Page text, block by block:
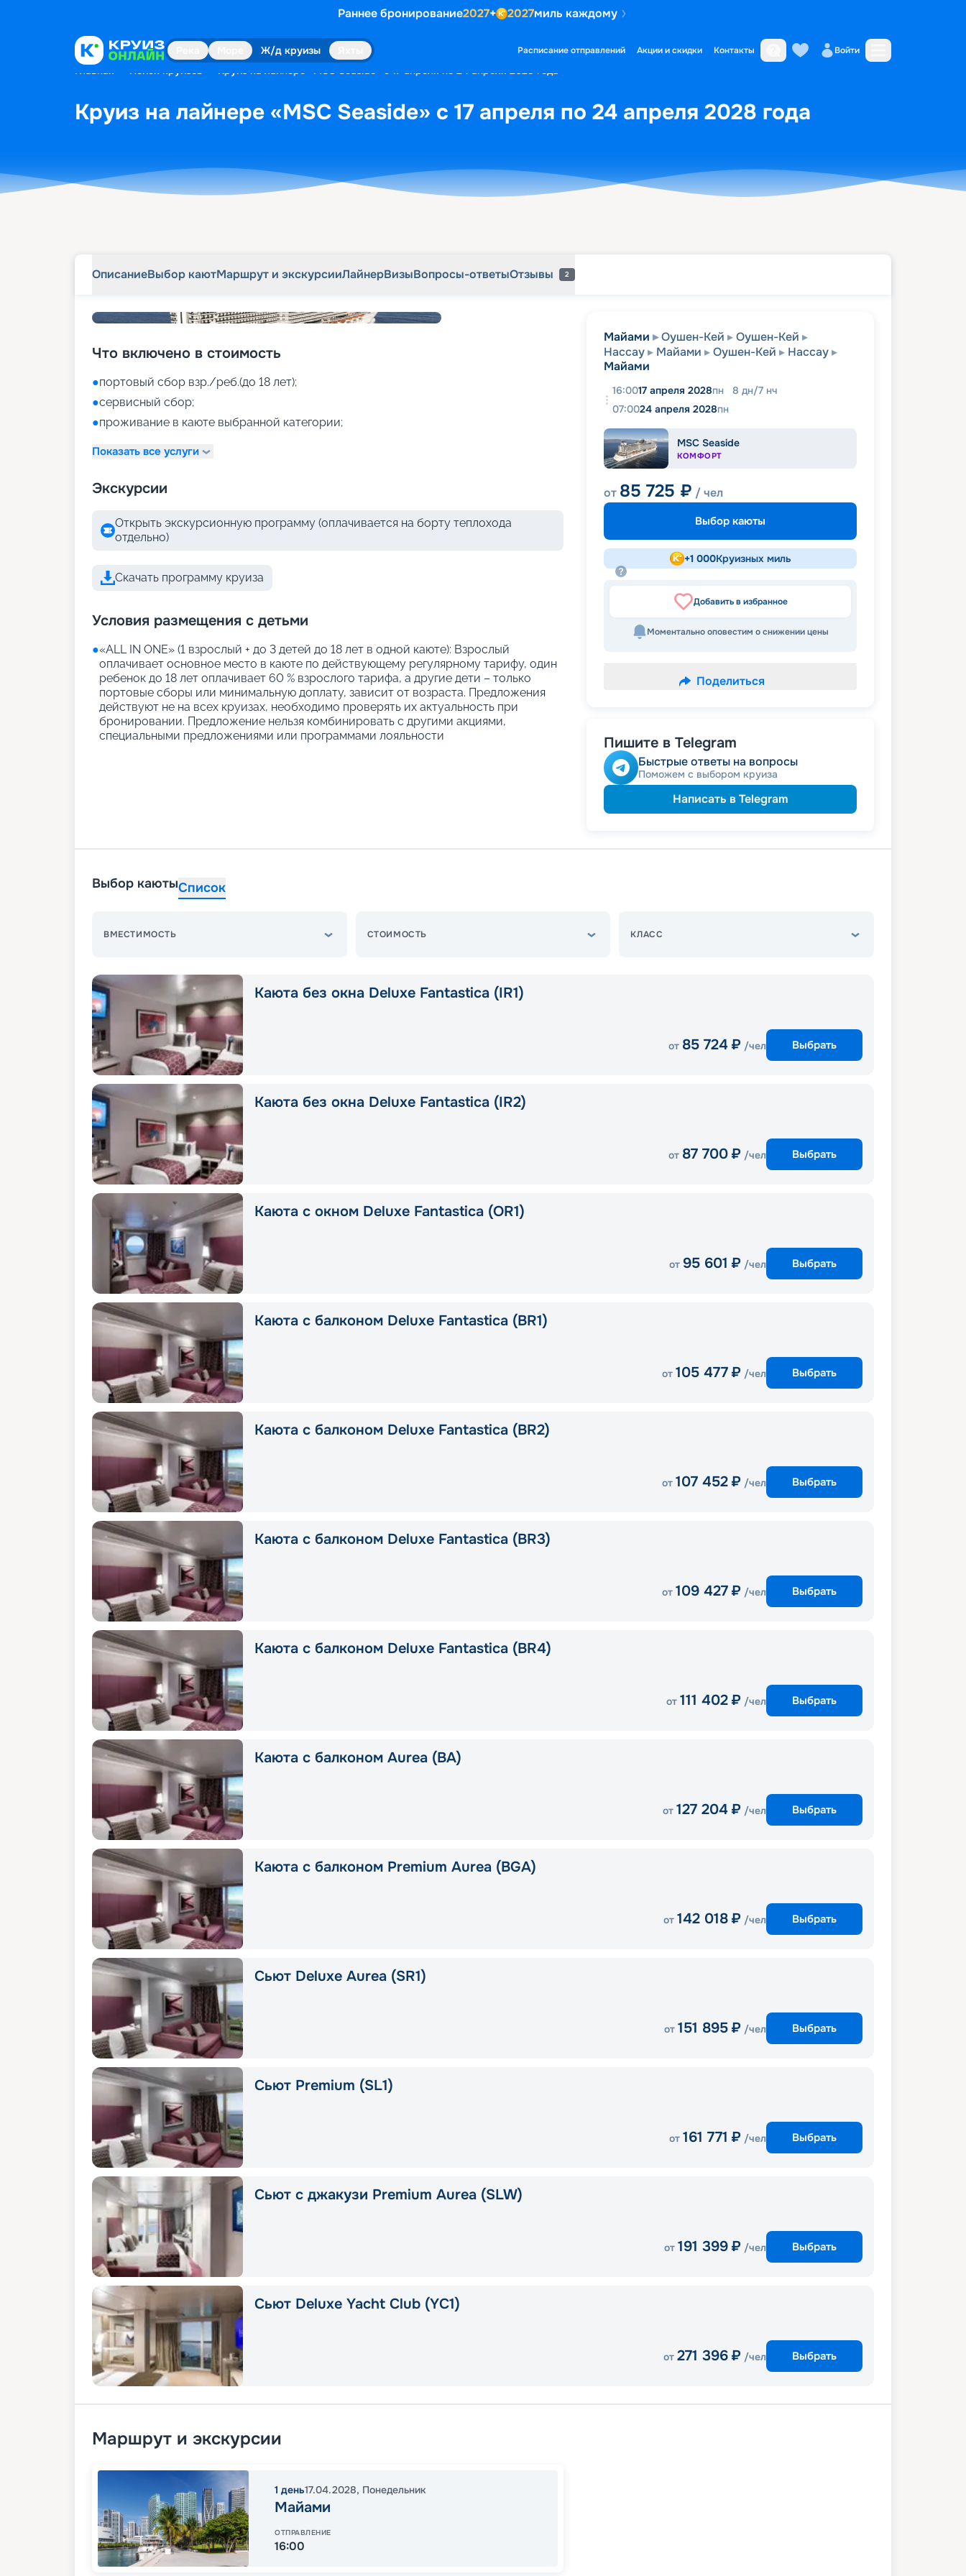
Раннее бронирование2027+ 2027миль каждому
Ж/д круизы Расписание отправлений Акции и скидки Контакты Войти
Главная Поиск круизов Круиз на лайнере «MSC Seaside» с 17 апреля по 24 апреля 2028 года
Круиз на лайнере «MSC Seaside» с 17 апреля по 24 апреля 2028 года
ОписаниеВыбор каютМаршрут и экскурсииЛайнерВизыВопросы-ответыОтзывы 2
Что включено в стоимость
●портовый сбор взр./реб.(до 18 лет);
●сервисный сбор;
●проживание в каюте выбранной категории;
Показать все услуги
Экскурсии
Открыть экскурсионную программу (оплачивается на борту теплохода
отдельно)
Скачать программу круиза
Условия размещения с детьми
●«АLL IN ONE» (1 взрослый + до 3 детей до 18 лет в одной каюте): Взрослый
оплачивает основное место в каюте по действующему регулярному тарифу, один
ребенок до 18 лет оплачивает 60 % взрослого тарифа, а другие дети – только
портовые сборы или минимальную доплату, зависит от возраста. Предложения
действуют не на всех круизах, необходимо проверять их актуальность при
бронировании. Предложение нельзя комбинировать с другими акциями,
специальными предложениями или программами лояльности
Майами Оушен-Кей
Оушен-Кей
Нассау
Майами Оушен-Кей
Нассау
Майами
16:0017 апреля 2028пн 8 дн/7 нч
07:0024 апреля 2028пн
MSC Seaside
КОМФОРТ
от 85 725 ₽ / чел
Выбор каюты
+1 000Круизных миль
Добавить в избранное
Моментально оповестим о снижении цены
Поделиться
Пишите в Telegram
Быстрые ответы на вопросы
Поможем с выбором круиза
Написать в Telegram
Выбор каютыСписок
ВМЕСТИМОСТЬ СТОИМОСТЬ КЛАСС
Каюта без окна Deluxe Fantastica (IR1)
от 85 724 ₽ /чел Выбрать
Каюта без окна Deluxe Fantastica (IR2)
от 87 700 ₽ /чел Выбрать
Каюта с окном Deluxe Fantastica (OR1)
от 95 601 ₽ /чел Выбрать
Каюта с балконом Deluxe Fantastica (BR1)
от 105 477 ₽ /чел Выбрать
Каюта с балконом Deluxe Fantastica (BR2)
от 107 452 ₽ /чел Выбрать
Каюта с балконом Deluxe Fantastica (BR3)
от 109 427 ₽ /чел Выбрать
Каюта с балконом Deluxe Fantastica (BR4)
от 111 402 ₽ /чел Выбрать
Каюта с балконом Aurea (BA)
от 127 204 ₽ /чел Выбрать
Каюта с балконом Premium Aurea (BGA)
от 142 018 ₽ /чел Выбрать
Сьют Deluxe Aurea (SR1)
от 151 895 ₽ /чел Выбрать
Сьют Premium (SL1)
от 161 771 ₽ /чел Выбрать
Сьют с джакузи Premium Aurea (SLW)
от 191 399 ₽ /чел Выбрать
Сьют Deluxe Yacht Club (YC1)
от 271 396 ₽ /чел Выбрать
Маршрут и экскурсии
1 день17.04.2028, Понедельник
Майами
ОТПРАВЛЕНИЕ
16:00